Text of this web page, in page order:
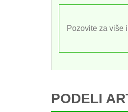
Pozovite za više
PODELI